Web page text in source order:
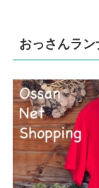
おっさんラ